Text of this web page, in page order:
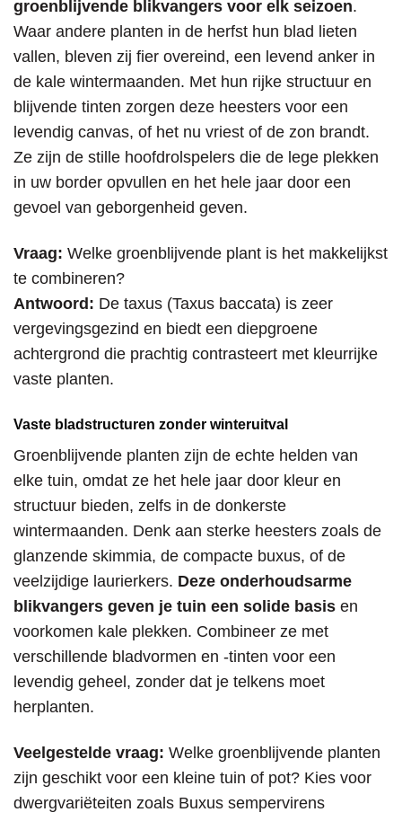
groenblijvende blikvangers voor elk seizoen.
Waar andere planten in de herfst hun blad lieten
vallen, bleven zij fier overeind, een levend anker in
de kale wintermaanden. Met hun rijke structuur en
blijvende tinten zorgen deze heesters voor een
levendig canvas, of het nu vriest of de zon brandt.
Ze zijn de stille hoofdrolspelers die de lege plekken
in uw border opvullen en het hele jaar door een
gevoel van geborgenheid geven.
Vraag: Welke groenblijvende plant is het makkelijkst
te combineren?
Antwoord: De taxus (Taxus baccata) is zeer
vergevingsgezind en biedt een diepgroene
achtergrond die prachtig contrasteert met kleurrijke
vaste planten.
Vaste bladstructuren zonder winteruitval
Groenblijvende planten zijn de echte helden van
elke tuin, omdat ze het hele jaar door kleur en
structuur bieden, zelfs in de donkerste
wintermaanden. Denk aan sterke heesters zoals de
glanzende skimmia, de compacte buxus, of de
veelzijdige laurierkers. Deze onderhoudsarme
blikvangers geven je tuin een solide basis en
voorkomen kale plekken. Combineer ze met
verschillende bladvormen en -tinten voor een
levendig geheel, zonder dat je telkens moet
herplanten.
Veelgestelde vraag: Welke groenblijvende planten
zijn geschikt voor een kleine tuin of pot? Kies voor
dwergvariëteiten zoals Buxus sempervirens